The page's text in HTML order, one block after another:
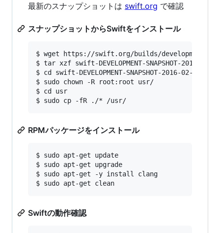
最新のスナップショットは swift.org で確認
スナップショットからSwiftをインストール
$ wget https://swift.org/builds/development/
$ tar xzf swift-DEVELOPMENT-SNAPSHOT-2016-
$ cd swift-DEVELOPMENT-SNAPSHOT-2016-02-08-a-
$ sudo chown -R root:root usr/
$ cd usr
RPMパッケージをインストール
$ sudo apt-get update
$ sudo apt-get upgrade
$ sudo apt-get -y install clang
Swiftの動作確認